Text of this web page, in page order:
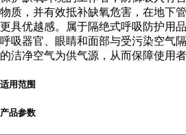
物质，并有效抵补缺氧危害，在地下
更具优越感。属于隔绝式呼吸防护用
呼吸器官、眼睛和面部与受污染空气
的洁净空气为供气源，从而保障使用者
适用范围
产品参数